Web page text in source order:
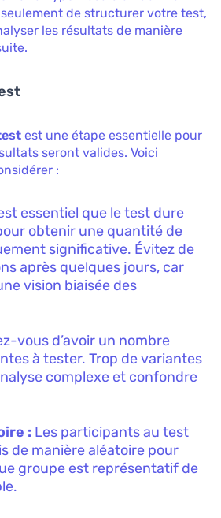
de structurer votre test,
les résultats de manière
est une étape essentielle pour
seront valides. Voici
:
essentiel que le test dure
obtenir une quantité de
significative. Évitez de
après quelques jours, car
vision biaisée des
vous d’avoir un nombre
à tester. Trop de variantes
complexe et confondre
: Les participants au test
de manière aléatoire pour
groupe est représentatif de